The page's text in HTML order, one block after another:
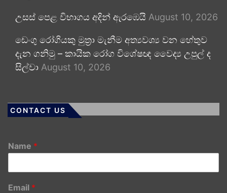
උසස් පෙළ විභාගය අදින් ඇරඹෙයි August 10, 2026
ඩෙංගු රෝගියකු ⁣මුත්‍රා මැනීම අත්‍යවශ්‍ය වන හේතුව
දැන ගනිමු – කායික රෝග විශේෂඥ වෛද්‍ය උපුල් ද
සිල්වා August 10, 2026
CONTACT US
Name *
Email *